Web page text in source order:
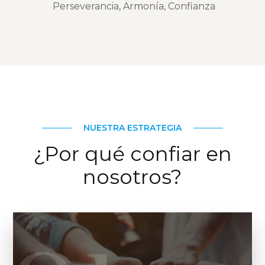
Perseverancia, Armonía, Confianza
NUESTRA ESTRATEGIA
¿Por qué confiar en
nosotros?